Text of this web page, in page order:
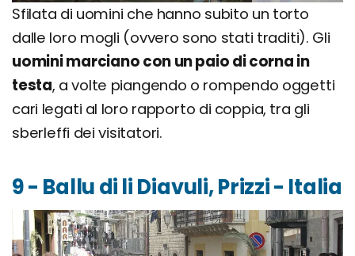
Sfilata di uomini che hanno subito un torto
dalle loro mogli (ovvero sono stati traditi). Gli
uomini marciano con un paio di corna in
testa, a volte piangendo o rompendo oggetti
cari legati al loro rapporto di coppia, tra gli
sberleffi dei visitatori.
9 - Ballu di li Diavuli, Prizzi - Italia